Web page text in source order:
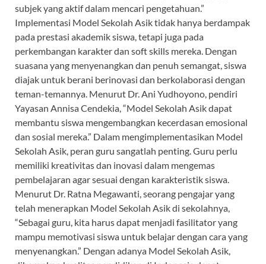
subjek yang aktif dalam mencari pengetahuan.”
Implementasi Model Sekolah Asik tidak hanya berdampak
pada prestasi akademik siswa, tetapi juga pada
perkembangan karakter dan soft skills mereka. Dengan
suasana yang menyenangkan dan penuh semangat, siswa
diajak untuk berani berinovasi dan berkolaborasi dengan
teman-temannya. Menurut Dr. Ani Yudhoyono, pendiri
Yayasan Annisa Cendekia, “Model Sekolah Asik dapat
membantu siswa mengembangkan kecerdasan emosional
dan sosial mereka.” Dalam mengimplementasikan Model
Sekolah Asik, peran guru sangatlah penting. Guru perlu
memiliki kreativitas dan inovasi dalam mengemas
pembelajaran agar sesuai dengan karakteristik siswa.
Menurut Dr. Ratna Megawanti, seorang pengajar yang
telah menerapkan Model Sekolah Asik di sekolahnya,
“Sebagai guru, kita harus dapat menjadi fasilitator yang
mampu memotivasi siswa untuk belajar dengan cara yang
menyenangkan.” Dengan adanya Model Sekolah Asik,